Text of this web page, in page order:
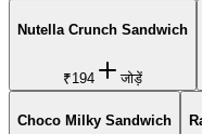
Nutella Crunch Sandwich
₹194 जोड़ें
Choco Milky Sandwich